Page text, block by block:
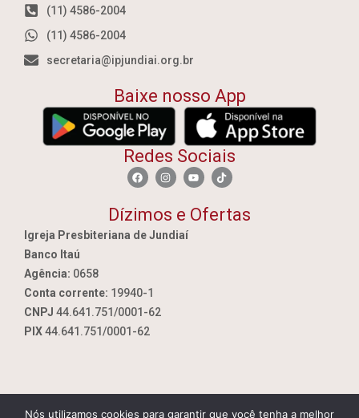
(11) 4586-2004
(11) 4586-2004
secretaria@ipjundiai.org.br
Baixe nosso App
Redes Sociais
Dízimos e Ofertas
Igreja Presbiteriana de Jundiaí
Banco Itaú
Agência: 0658
Conta corrente: 19940-1
CNPJ 44.641.751/0001-62
PIX44.641.751/0001-62
Nós utilizamos cookies para garantir que você tenha a melhor